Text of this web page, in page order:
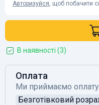
Авторизуйся, щоб побачити
В наявності (3)
Оплата
Ми приймаємо
Безготівковий